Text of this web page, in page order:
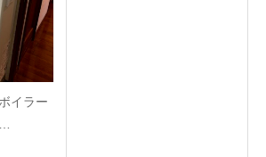
イラー